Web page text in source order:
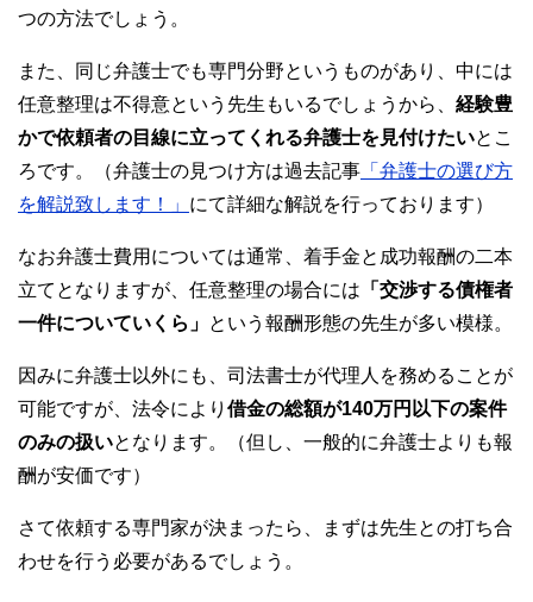
つの方法でしょう。
また、同じ弁護士でも専門分野というものがあり、中には
任意整理は不得意という先生もいるでしょうから、 経験豊
かで依頼者の目線に立ってくれる弁護士を見付けたいとこ
ろです。（弁護士の見つけ方は過去記事 「弁護士の選び方
を解説致します！」 にて詳細な解説を行っております）
なお弁護士費用については通常、着手金と成功報酬の二本
立てとなりますが、任意整理の場合には 「交渉する債権者
一件についていくら」 という報酬形態の先生が多い模様。
因みに弁護士以外にも、司法書士が代理人を務めることが
可能ですが、法令により 借金の総額が140万円以下の案件
のみの扱いとなります。（但し、一般的に弁護士よりも報
酬が安価です）
さて依頼する専門家が決まったら、まずは先生との打ち合
わせを行う必要があるでしょう。